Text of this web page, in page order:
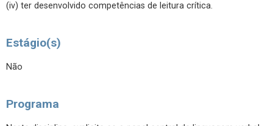
(iv) ter desenvolvido competências de leitura crítica.
Estágio(s)
Não
Programa